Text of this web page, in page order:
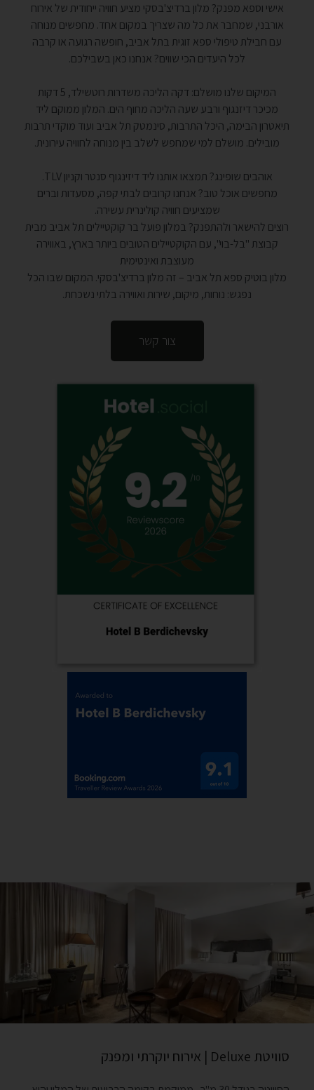
אישי וספא מפנק? מלון ברדיצ'בסקי מציע חוויה ייחודית של אירוח
אורבני, שמחבר את כל מה שצריך במקום אחד. מחפשים מנוחה
עם חבילת טיפולי ספא זוגית בתל אביב, חופשה רגועה או קרבה
לכל היעדים הכי שווים? אנחנו כאן בשבילכם.
המיקום שלנו מושלם: דקה הליכה משדרות רוטשילד, 5 דקות
מכיכר דיזנגוף ורבע שעה הליכה מחוף הים. המלון ממוקם ליד
תיאטרון הבימה, היכל התרבות, סינמטק תל אביב ועוד מוקדי תרבות
מובילים. מושלם למי שמחפש לשלב בין מנוחה לחוויה עירונית.
אוהבים שופינג? תמצאו אותנו ליד דיזינגוף סנטר וקניון TLV.
מחפשים אוכל טוב? אנחנו קרובים לבתי קפה, מסעדות וברים
שמציעים חוויה קולינרית עשירה.
רוצים להישאר ולהתפנק? במלון פועל בר קוקטיילים תל אביב מבית
קבוצת "בל-בוי", עם הקוקטיילים הטובים ביותר בארץ, באווירה
מעוצבת ואינטימית
מלון בוטיק ספא תל אביב – זה מלון ברדיצ'בסקי. המקום שבו הכל
נפגש: נוחות, מיקום, שירות ואווירה בלתי נשכחת.
צור קשר
סוויטת Deluxe | אירוח יוקרתי ומפנק